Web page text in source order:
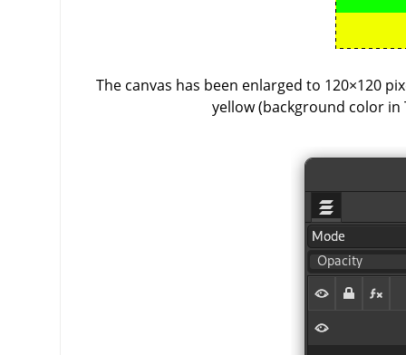
The canvas has been enlarged to 120×120
yellow (background color